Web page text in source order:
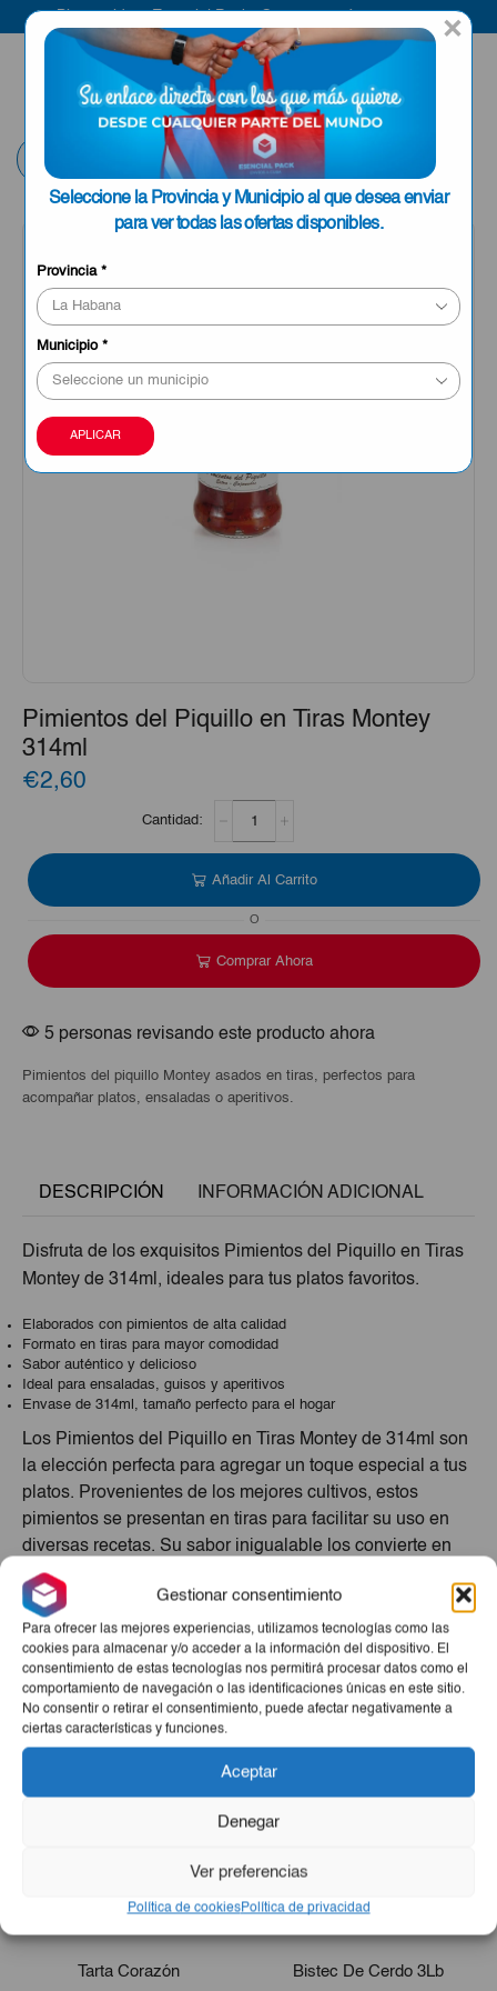
Gestionar consentimiento
Para ofrecer las mejores experiencias, utilizamos tecnologías como las
cookies para almacenar y/o acceder a la información del dispositivo. El
consentimiento de estas tecnologías nos permitirá procesar datos como el
comportamiento de navegación o las identificaciones únicas en este sitio.
No consentir o retirar el consentimiento, puede afectar negativamente a
ciertas características y funciones.
Aceptar
Denegar
Ver preferencias
Política de cookiesPolítica de privacidad
×
Seleccione la Provincia y Municipio al que desea enviar
para ver todas las ofertas disponibles.
Provincia*
Municipio*
APLICAR
ENVIAR A LA
HABANA
Pimientos del Piquillo en Tiras Montey
314ml
€2,60
Tiras
Montey
Añadir Al Carrito
O
Comprar Ahora
5 personas revisando este producto ahora
Pimientos del piquillo Montey asados en tiras, perfectos para
acompañar platos, ensaladas o aperitivos.
DESCRIPCIÓN INFORMACIÓN ADICIONAL
Disfruta de los exquisitos Pimientos del Piquillo en Tiras
Montey de 314ml, ideales para tus platos favoritos.
Elaborados con pimientos de alta calidad
Formato en tiras para mayor comodidad
Sabor auténtico y delicioso
Ideal para ensaladas, guisos y aperitivos
Envase de 314ml, tamaño perfecto para el hogar
Los Pimientos del Piquillo en Tiras Montey de 314ml son
la elección perfecta para agregar un toque especial a tus
platos. Provenientes de los mejores cultivos, estos
pimientos se presentan en tiras para facilitar su uso en
diversas recetas. Su sabor inigualable los convierte en
un ingrediente imprescindible para ensaladas frescas,
guisos reconfortantes y deliciosos aperitivos. El envase
de 314ml te asegura tener siempre a mano este producto
esencial en tu cocina.
Productos Relacionados
Tarta Corazón Bistec De Cerdo 3Lb